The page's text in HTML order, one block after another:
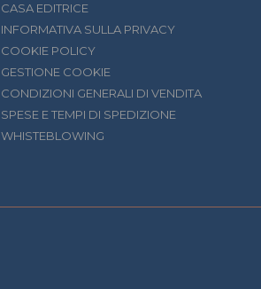
CASA EDITRICE
INFORMATIVA SULLA PRIVACY
COOKIE POLICY
GESTIONE COOKIE
CONDIZIONI GENERALI DI VENDITA
SPESE E TEMPI DI SPEDIZIONE
WHISTEBLOWING